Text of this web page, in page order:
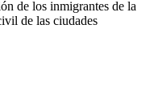
de los inmigrantes de la
de las ciudades